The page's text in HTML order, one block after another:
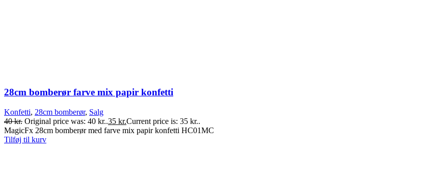
28cm bomberør farve mix papir konfetti
Konfetti, 28cm bomberør, Salg
40kr. Original price was: 40 kr..35 kr.Current price is: 35 kr..
MagicFx 28cm bomberør med farve mix papir konfetti HC01MC
Tilføj til kurv